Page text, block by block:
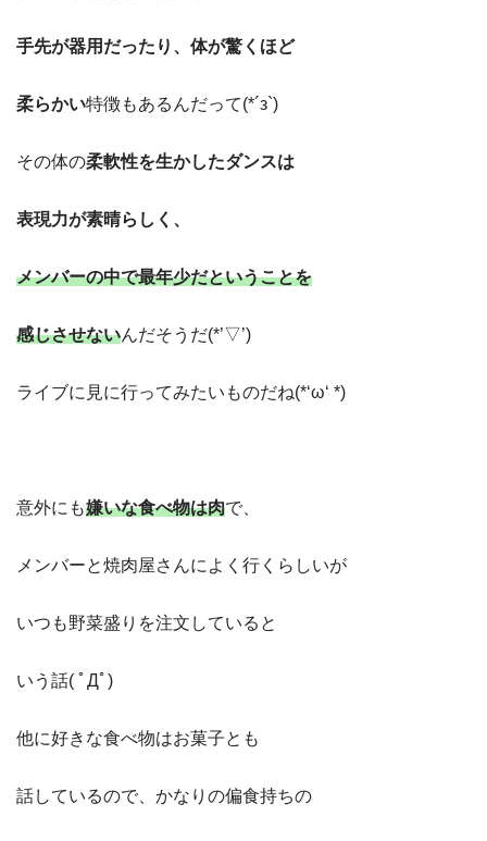
手先が器用だったり、体が驚くほど
柔らかい特徴もあるんだって(*´з`)
その体の柔軟性を生かしたダンスは
表現力が素晴らしく、
メンバーの中で最年少だということを
感じさせないんだそうだ(*’▽’)
ライブに見に行ってみたいものだね(*‘ω‘ *)
意外にも嫌いな食べ物は肉で、
メンバーと焼肉屋さんによく行くらしいが
いつも野菜盛りを注文していると
いう話( ﾟДﾟ)
他に好きな食べ物はお菓子とも
話しているので、かなりの偏食持ちの